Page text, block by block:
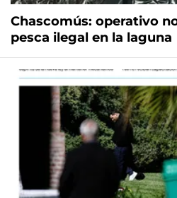
Chascomús: operativo
pesca ilegal en la laguna